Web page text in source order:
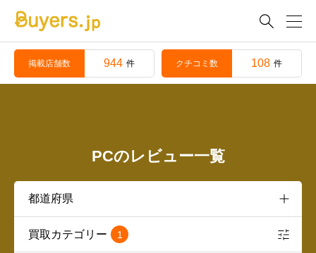

掲載店舗数 944 件 クチコミ数 108 件
PCのレビュー一覧
買取カテゴリー 1